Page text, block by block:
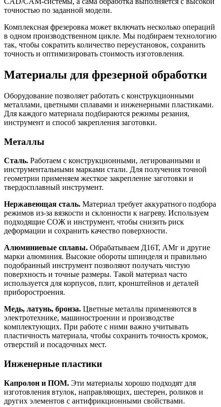
точностью по заданной модели.
Комплексная фрезеровка может включать несколько операций
в одном производственном цикле. Мы подбираем технологию
так, чтобы сократить количество переустановок, сохранить
точность и оптимизировать стоимость изготовления.
Материалы для фрезерной обработки
Оборудование позволяет работать с конструкционными
металлами, цветными сплавами и инженерными пластиками.
Для каждого материала подбираются режимы резания,
инструмент и способ закрепления заготовки.
Металлы
Сталь. Работаем с конструкционными, легированными и
инструментальными марками стали. Для получения точной
геометрии применяем жесткое закрепление заготовки и
твердосплавный инструмент.
Нержавеющая сталь. Материал требует аккуратного подбора
режимов из-за вязкости и склонности к нагреву. Используем
подходящие СОЖ и инструмент, чтобы снизить риск
деформации и сохранить качество поверхности.
Алюминиевые сплавы. Обрабатываем Д16Т, АМг и другие
марки алюминия. Высокие обороты шпинделя и правильно
подобранный инструмент позволяют получать чистую
поверхность и точные размеры. Такой материал часто
используется для корпусов, плит, кронштейнов и деталей
приборостроения.
Медь, латунь, бронза. Цветные металлы применяются в
электротехнике, машиностроении и производстве
комплектующих. При работе с ними важно учитывать
пластичность материала, чтобы сохранить точность кромок,
отверстий и посадочных мест.
Инженерные пластики
Капролон и ПОМ. Эти материалы хорошо подходят для
изготовления втулок, направляющих, шестерен, роликов и
других элементов с антифрикционными свойствами.